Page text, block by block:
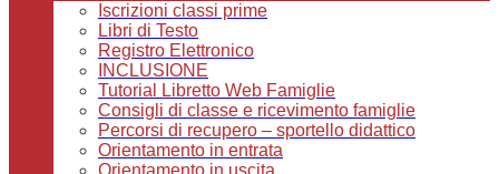
Iscrizioni classi prime
Libri di Testo
Registro Elettronico
INCLUSIONE
Tutorial Libretto Web Famiglie
Consigli di classe e ricevimento famiglie
Percorsi di recupero – sportello didattico
Orientamento in entrata